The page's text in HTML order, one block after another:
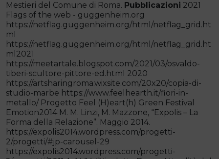
Mestieri del Comune di Roma. Pubblicazioni 2021
Flags of the web - guggenheim.org
https://netflag.guggenheim.org/html/netflag_grid.ht
ml
https://netflag.guggenheim.org/html/netflag_grid.ht
ml2021
https://meetartale.blogspot.com/2021/03/osvaldo-
tiberi-scultore-pittore-ed.html 2020
https://artsharingroma.wixsite.com/20x20/copia-di-
studio-marbe https://www.feelhearth.it/fiori-in-
metallo/ Progetto Feel (H)eart(h) Green Festival
Emotion2014 M. M. Linzi, M. Mazzone, “Expolis – La
Forma della Relazione”. Maggio 2014.
https://expolis2014.wordpress.com/progetti-
2/progetti/#jp-carousel-29
https://expolis2014.wordpress.com/progetti-